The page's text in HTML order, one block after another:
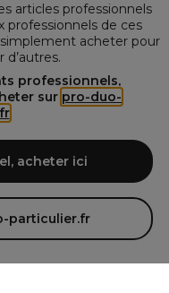
articles professionnels
professionnels de ces
simplement acheter pour
professionnels,
sur pro-duo-
acheter ici
particulier.fr
Duo
vous proposons une
pour la coiffure et
qui font de Pro-
également à tous ceux
de coiffure et de